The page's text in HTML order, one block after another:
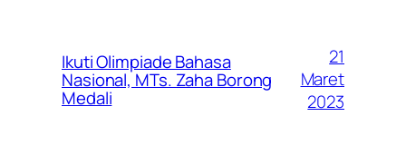
Ikuti Olimpiade Bahasa
Nasional, MTs. Zaha Borong
Medali
21
Maret
2023